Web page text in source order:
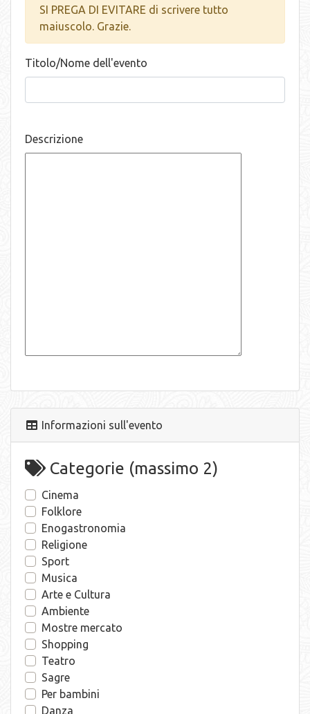
SI PREGA DI EVITARE di scrivere tutto
maiuscolo. Grazie.
Titolo/Nome dell'evento
Descrizione
Informazioni sull'evento
Categorie (massimo 2)
Cinema
Folklore
Enogastronomia
Religione
Sport
Musica
Arte e Cultura
Ambiente
Mostre mercato
Shopping
Teatro
Sagre
Per bambini
Danza